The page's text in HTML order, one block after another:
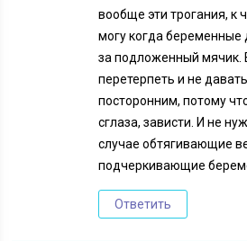
вообще эти трогания, к
могу когда беременные
за подложенный мячик.
перетерпеть и не
посторонним, потому
сглаза, зависти. И не
случае обтягивающие
подчеркивающие
Ответить